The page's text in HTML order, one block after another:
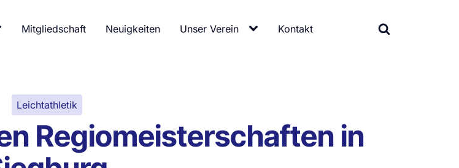
Mitgliedschaft Neuigkeiten Unser Verein Kontakt
Leichtathletik
Regiomeisterschaften in